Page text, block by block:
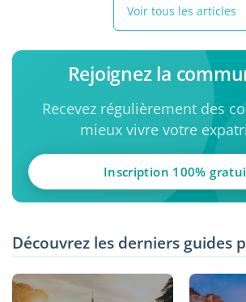
Voir tous les articles
Rejoignez la
Recevez régulièrement des
mieux vivre votre
Inscription 100%
Découvrez les derniers guides